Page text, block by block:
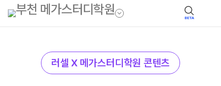
BETA
러셀 X 메가스터디학원 콘텐츠